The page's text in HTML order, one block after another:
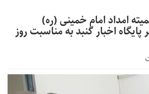
امداد امام‌ خمینی (ره)
پایگاه اخبار گنبد به مناسبت روز